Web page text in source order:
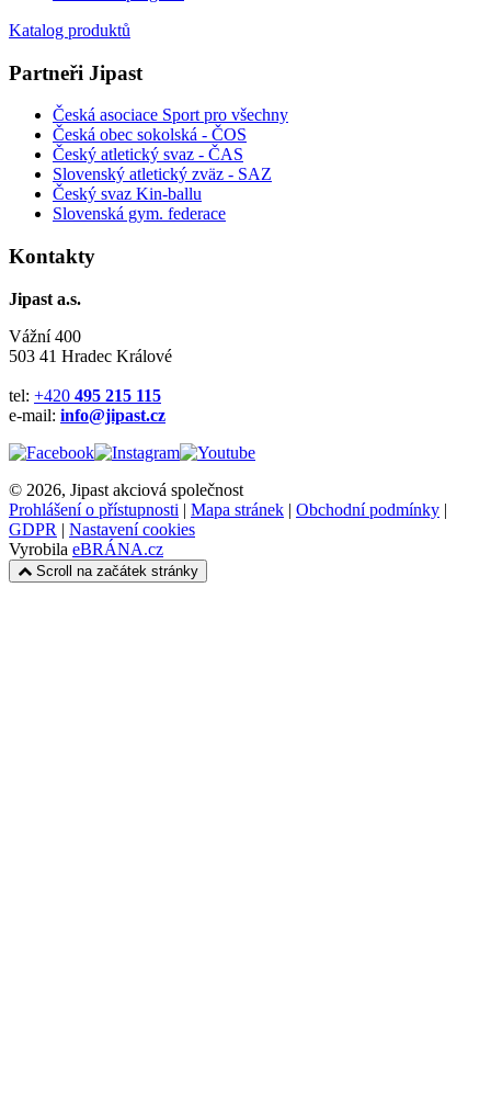
Katalog produktů
Partneři Jipast
Česká asociace Sport pro všechny
Česká obec sokolská - ČOS
Český atletický svaz - ČAS
Slovenský atletický zväz - SAZ
Český svaz Kin-ballu
Slovenská gym. federace
Kontakty
Jipast a.s.
Vážní 400
503 41 Hradec Králové
tel: +420 495 215 115
e-mail: info@jipast.cz
© 2026, Jipast akciová společnost
Prohlášení o přístupnosti | Mapa stránek | Obchodní podmínky |
GDPR | Nastavení cookies
Vyrobila eBRÁNA.cz
Scroll na začátek stránky